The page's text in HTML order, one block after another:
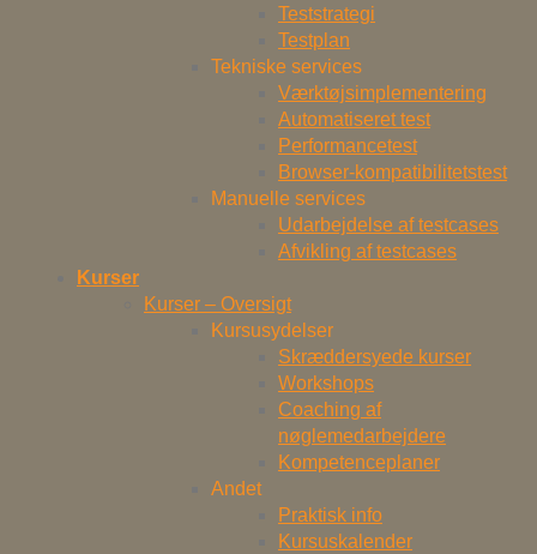
Teststrategi
Testplan
Tekniske services
Værktøjsimplementering
Automatiseret test
Performancetest
Browser-kompatibilitetstest
Manuelle services
Udarbejdelse af testcases
Afvikling af testcases
Kurser
Kurser – Oversigt
Kursusydelser
Skræddersyede kurser
Workshops
Coaching af
nøglemedarbejdere
Kompetenceplaner
Andet
Praktisk info
Kursuskalender